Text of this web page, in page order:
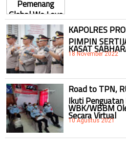
KAPOLRES
PIMPIN
KASAT
18 November 2022
Road to TPN,
Ikuti Penguatan
WBK/WBBM
Secara Virtual
10 Agustus 2021